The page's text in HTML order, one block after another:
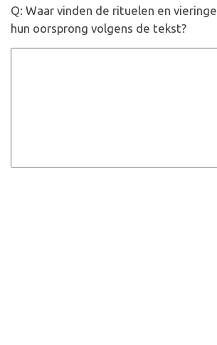
Q: Waar vinden de rituelen en
hun oorsprong volgens de tekst?